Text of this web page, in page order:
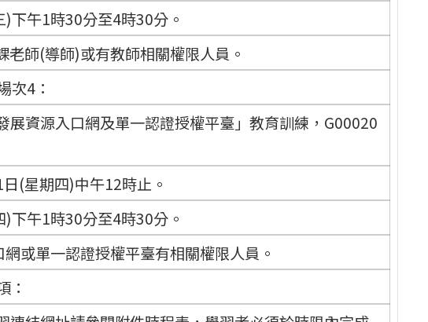
下午1時30分至4時30分。
師(導師)或有教師相關權限人員。
次4：
展資源入口網及單一認證授權平臺」教育訓練，G00020
(星期四)中午12時止。
下午1時30分至4時30分。
或單一認證授權平臺有相關權限人員。
：